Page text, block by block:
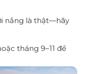
nắng là thật—hãy
tháng 9–11 để